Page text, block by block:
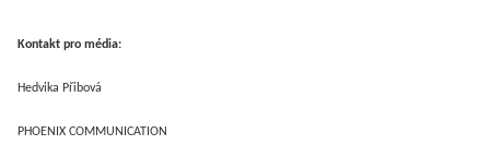
Kontakt pro média:
Hedvika Přibová
PHOENIX COMMUNICATION